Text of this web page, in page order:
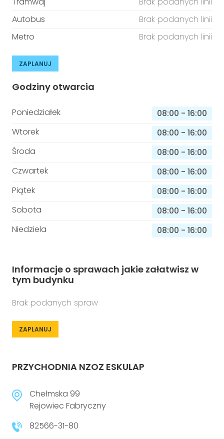
Autobus
Brak podanych linii
Metro
Brak podanych linii
ZAPLANUJ
Godziny otwarcia
Poniedziałek 08:00 - 16:00
Wtorek
08:00 - 16:00
Środa
08:00 - 16:00
Czwartek
08:00 - 16:00
Piątek
08:00 - 16:00
Sobota
08:00 - 16:00
Niedziela
08:00 - 16:00
Informacje o sprawach jakie załatwisz w
tym budynku
Brak podanych spraw
ZAPLANUJ
PRZYCHODNIA NZOZ ESKULAP
Chełmska 99
Rejowiec Fabryczny
82566-31-80